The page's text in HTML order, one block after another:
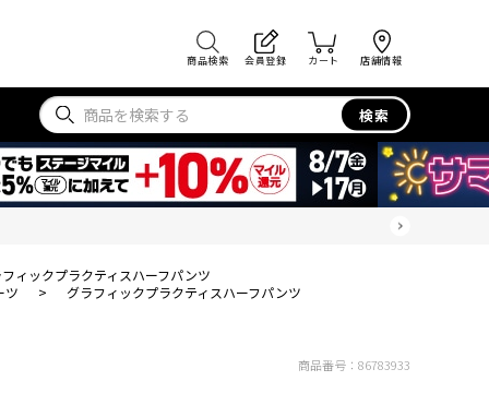
商品検索 会員登録 カート 店舗情報
検索
ィックプラクティスハーフパンツ
ツ > グラフィックプラクティスハーフパンツ
商品番号： 86783933